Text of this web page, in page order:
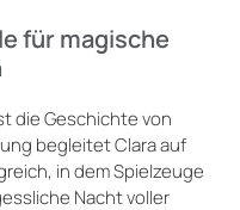
für magische
die Geschichte von
begleitet Clara auf
in dem Spielzeuge
Nacht voller